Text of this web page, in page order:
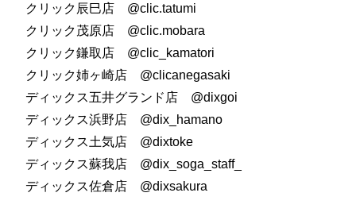
クリック辰巳店 @clic.tatumi
クリック茂原店 @clic.mobara
クリック鎌取店 @clic_kamatori
クリック姉ヶ崎店 @clicanegasaki
ディックス五井グランド店 @dixgoi
ディックス浜野店 @dix_hamano
ディックス土気店 @dixtoke
ディックス蘇我店 @dix_soga_staff_
ディックス佐倉店 @dixsakura